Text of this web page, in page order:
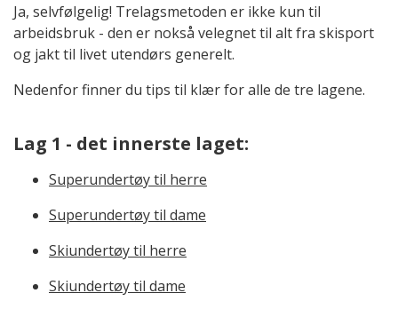
Ja, selvfølgelig! Trelagsmetoden er ikke kun til
arbeidsbruk - den er nokså velegnet til alt fra skisport
og jakt til livet utendørs generelt.
Nedenfor finner du tips til klær for alle de tre lagene.
Lag 1 - det innerste laget:
Superundertøy til herre
Superundertøy til dame
Skiundertøy til herre
Skiundertøy til dame